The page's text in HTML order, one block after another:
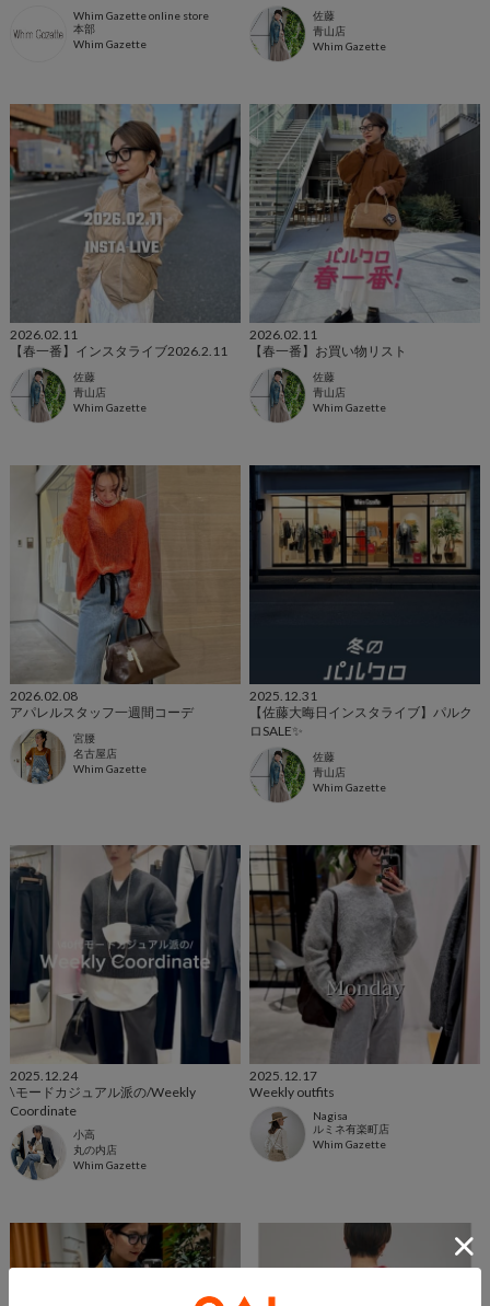
Whim Gazette online store
本部
Whim Gazette
佐藤
青山店
Whim Gazette
2026.02.11
【春一番】インスタライブ2026.2.11
佐藤
青山店
Whim Gazette
2026.02.11
【春一番】お買い物リスト
佐藤
青山店
Whim Gazette
2026.02.08
アパレルスタッフ一週間コーデ
宮腰
名古屋店
Whim Gazette
2025.12.31
【佐藤大晦日インスタライブ】パルク
ロSALE✨
佐藤
青山店
Whim Gazette
2025.12.24
\モードカジュアル派の/Weekly
Coordinate
小高
丸の内店
Whim Gazette
2025.12.17
Weekly outfits
Nagisa
ルミネ有楽町店
Whim Gazette